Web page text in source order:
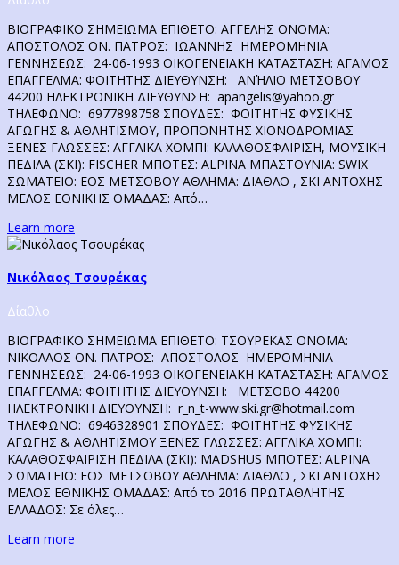
ΒΙΟΓΡΑΦΙΚΟ ΣΗΜΕΙΩΜΑ ΕΠΙΘΕΤΟ: ΑΓΓΕΛΗΣ ΟΝΟΜΑ:
ΑΠΟΣΤΟΛΟΣ ΟΝ. ΠΑΤΡΟΣ: ΙΩΑΝΝΗΣ ΗΜΕΡΟΜΗΝΙΑ
ΓΕΝΝΗΣΕΩΣ: 24-06-1993 ΟΙΚΟΓΕΝΕΙΑΚΗ ΚΑΤΑΣΤΑΣΗ: ΑΓΑΜΟΣ
ΕΠΑΓΓΕΛΜΑ: ΦΟΙΤΗΤΗΣ ΔΙΕΥΘΥΝΣΗ: ΑΝΉΛΙΟ ΜΕΤΣΟΒΟΥ
44200 ΗΛΕΚΤΡΟΝΙΚΗ ΔΙΕΥΘΥΝΣΗ: apangelis@yahoo.gr
ΤΗΛΕΦΩΝΟ: 6977898758 ΣΠΟΥΔΕΣ: ΦΟΙΤΗΤΗΣ ΦΥΣΙΚΗΣ
ΑΓΩΓΗΣ & ΑΘΛΗΤΙΣΜΟΥ, ΠΡΟΠΟΝΗΤΗΣ ΧΙΟΝΟΔΡΟΜΙΑΣ
ΞΕΝΕΣ ΓΛΩΣΣΕΣ: ΑΓΓΛΙΚΑ ΧΟΜΠΙ: ΚΑΛΑΘΟΣΦΑΙΡΙΣΗ, ΜΟΥΣΙΚΗ
ΠΕΔΙΛΑ (ΣΚΙ): FISCHER MΠΟΤΕΣ: ALPINA ΜΠΑΣΤΟΥΝΙΑ: SWIX
ΣΩΜΑΤΕΙΟ: ΕΟΣ ΜΕΤΣΟΒΟΥ ΑΘΛΗΜΑ: ΔΙΑΘΛΟ , ΣΚΙ ΑΝΤΟΧΗΣ
ΜΕΛΟΣ ΕΘΝΙΚΗΣ ΟΜΑΔΑΣ: Από…
Learn more
Νικόλαος Τσουρέκας
Δίαθλο
ΒΙΟΓΡΑΦΙΚΟ ΣΗΜΕΙΩΜΑ ΕΠΙΘΕΤΟ: ΤΣΟΥΡΕΚΑΣ ΟΝΟΜΑ:
ΝΙΚΟΛΑΟΣ ΟΝ. ΠΑΤΡΟΣ: ΑΠΟΣΤΟΛΟΣ ΗΜΕΡΟΜΗΝΙΑ
ΓΕΝΝΗΣΕΩΣ: 24-06-1993 ΟΙΚΟΓΕΝΕΙΑΚΗ ΚΑΤΑΣΤΑΣΗ: ΑΓΑΜΟΣ
ΕΠΑΓΓΕΛΜΑ: ΦΟΙΤΗΤΗΣ ΔΙΕΥΘΥΝΣΗ: ΜΕΤΣΟΒΟ 44200
ΗΛΕΚΤΡΟΝΙΚΗ ΔΙΕΥΘΥΝΣΗ: r_n_t-www.ski.gr@hotmail.com
ΤΗΛΕΦΩΝΟ: 6946328901 ΣΠΟΥΔΕΣ: ΦΟΙΤΗΤΗΣ ΦΥΣΙΚΗΣ
ΑΓΩΓΗΣ & ΑΘΛΗΤΙΣΜΟΥ ΞΕΝΕΣ ΓΛΩΣΣΕΣ: ΑΓΓΛΙΚΑ ΧΟΜΠΙ:
ΚΑΛΑΘΟΣΦΑΙΡΙΣΗ ΠΕΔΙΛΑ (ΣΚΙ): MADSHUS MΠΟΤΕΣ: ALPINA
ΣΩΜΑΤΕΙΟ: ΕΟΣ ΜΕΤΣΟΒΟΥ ΑΘΛΗΜΑ: ΔΙΑΘΛΟ , ΣΚΙ ΑΝΤΟΧΗΣ
ΜΕΛΟΣ ΕΘΝΙΚΗΣ ΟΜΑΔΑΣ: Από το 2016 ΠΡΩΤΑΘΛΗΤΗΣ
ΕΛΛΑΔΟΣ: Σε όλες…
Learn more